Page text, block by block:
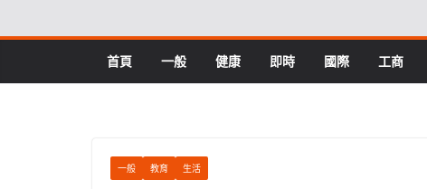
to
首頁 一般 健康 即時 國際 工商
一般 教育 生活